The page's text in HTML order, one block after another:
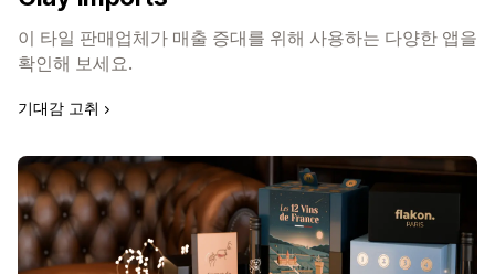
이 타일 판매업체가 매출 증대를 위해 사용하는 다양한 앱을
확인해 보세요.
기대감 고취